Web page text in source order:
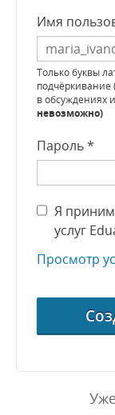
Имя
Только буквы
подчёркивание
в обсуждениях
невозможно)
Пароль *
Я
услуг
Просмотр